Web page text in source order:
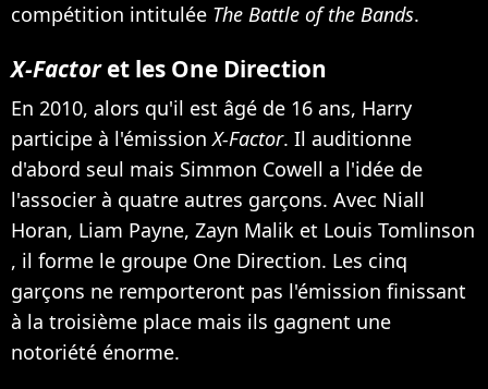
compétition intitulée The Battle of the Bands.
X-Factoret les One Direction
En 2010, alors qu'il est âgé de 16 ans, Harry
participe à l'émission X-Factor. Il auditionne
d'abord seul mais Simmon Cowell a l'idée de
l'associer à quatre autres garçons. Avec Niall
Horan, Liam Payne, Zayn Malik et Louis Tomlinson
, il forme le groupe One Direction. Les cinq
garçons ne remporteront pas l'émission finissant
à la troisième place mais ils gagnent une
notoriété énorme.